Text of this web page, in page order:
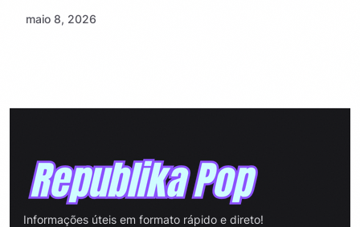
maio 8, 2026
Informações úteis em formato rápido e direto!